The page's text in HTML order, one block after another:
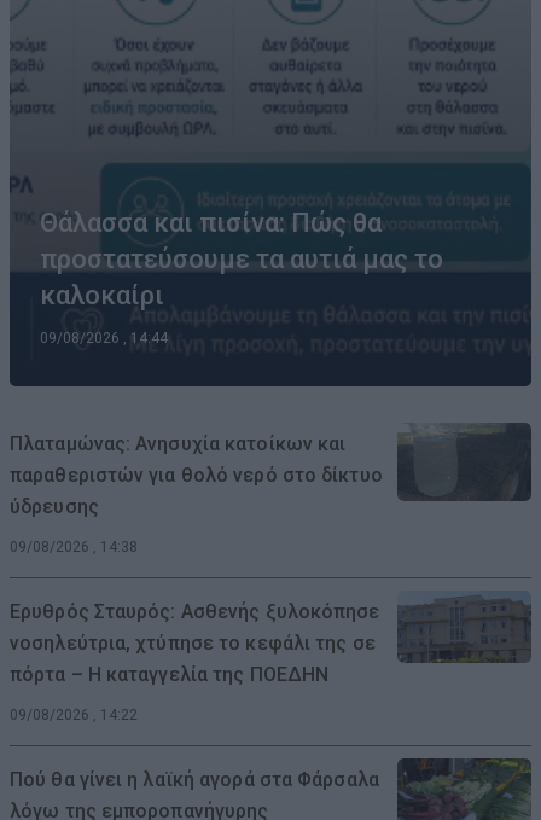
Θάλασσα και πισίνα: Πώς θα
προστατεύσουμε τα αυτιά μας το
καλοκαίρι
09/08/2026 , 14:44
Πλαταμώνας: Ανησυχία κατοίκων και
παραθεριστών για θολό νερό στο δίκτυο
ύδρευσης
09/08/2026 , 14:38
Ερυθρός Σταυρός: Ασθενής ξυλοκόπησε
νοσηλεύτρια, χτύπησε το κεφάλι της σε
πόρτα – Η καταγγελία της ΠΟΕΔΗΝ
09/08/2026 , 14:22
Πού θα γίνει η λαϊκή αγορά στα Φάρσαλα
λόγω της εμποροπανήγυρης